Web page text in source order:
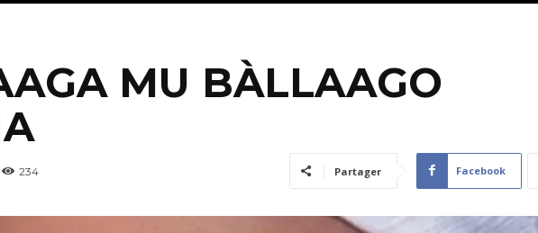
MU BÀLLAAGO
234 Partager Facebook